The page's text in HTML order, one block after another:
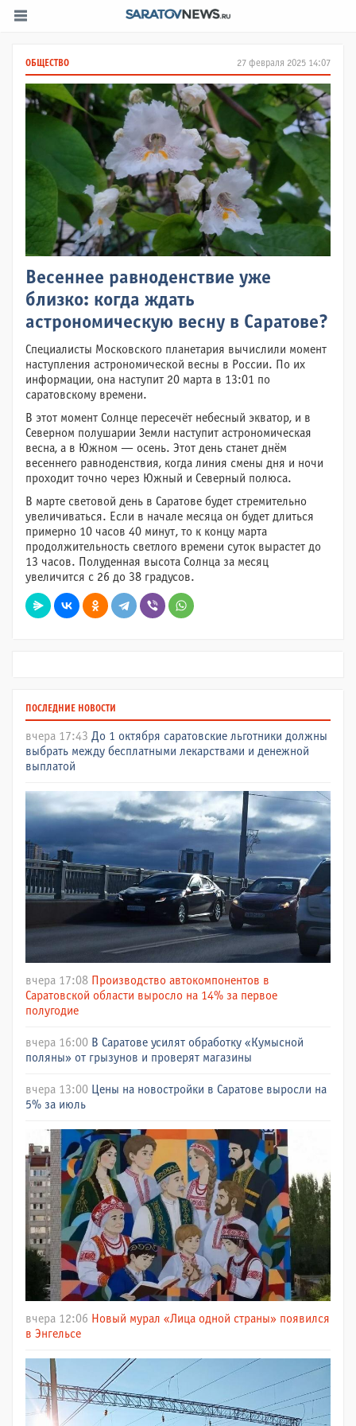
27 февраля 2025 14:07
ОБЩЕСТВО
Весеннее равноденствие уже
близко: когда ждать
астрономическую весну в Саратове?
Специалисты Московского планетария вычислили момент
наступления астрономической весны в России. По их
информации, она наступит 20 марта в 13:01 по
саратовскому времени.
В этот момент Солнце пересечёт небесный экватор, и в
Северном полушарии Земли наступит астрономическая
весна, а в Южном — осень. Этот день станет днём
весеннего равноденствия, когда линия смены дня и ночи
проходит точно через Южный и Северный полюса.
В марте световой день в Саратове будет стремительно
увеличиваться. Если в начале месяца он будет длиться
примерно 10 часов 40 минут, то к концу марта
продолжительность светлого времени суток вырастет до
13 часов. Полуденная высота Солнца за месяц
увеличится с 26 до 38 градусов.
ПОСЛЕДНИЕ НОВОСТИ
вчера 17:43 До 1 октября саратовские льготники должны
выбрать между бесплатными лекарствами и денежной
выплатой
вчера 17:08 Производство автокомпонентов в
Саратовской области выросло на 14% за первое
полугодие
вчера 16:00 В Саратове усилят обработку «Кумысной
поляны» от грызунов и проверят магазины
вчера 13:00
Цены на новостройки в Саратове выросли на
5% за июль
вчера 12:06 Новый мурал «Лица одной страны» появился
в Энгельсе